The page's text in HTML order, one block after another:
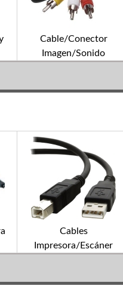
Cable/Conector
Imagen/Sonido
Cables
Impresora/Escáner